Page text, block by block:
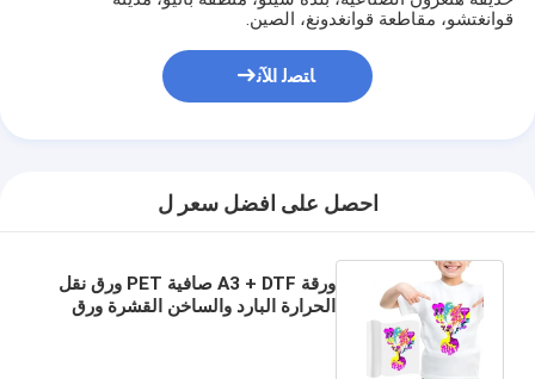
قوانغتشو، مقاطعة قوانغدونغ، الصين.
ﺎﺘﺼﻟ ﺍﻶﻧ
احصل على افضل سعر ل
ورقة A3 + DTF صافية PET ورق نقل
الحرارة البارد والساخن القشرة ورق